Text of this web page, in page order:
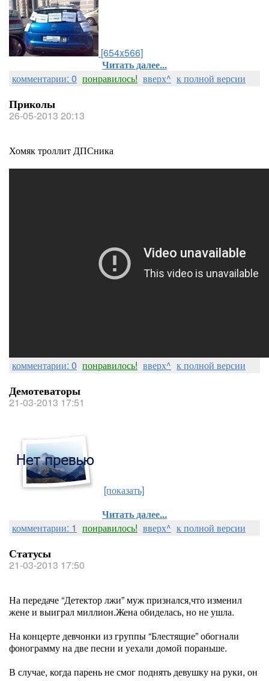
[654x566]
Читать далее...
комментарии: 0 понравилось! вверх^ к полной версии
Приколы
26-05-2013 20:13
Хомяк троллит ДПСника
комментарии: 0 понравилось! вверх^ к полной версии
Демотеваторы
21-03-2013 17:51
[показать]
Читать далее...
комментарии: 1 понравилось! вверх^ к полной версии
Статусы
21-03-2013 17:50
На передаче “Детектор лжи” муж признался,что изменил
жене и выиграл миллион.Жена обиделась, но не ушла.
На концерте девчонки из группы “Блестящие” обогнали
фонограмму на две песни и уехали домой пораньше.
В случае, когда парень не смог поднять девушку на руки, он